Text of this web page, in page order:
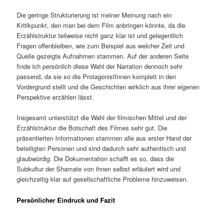
Die geringe Strukturierung ist meiner Meinung nach ein
Kritikpunkt, den man bei dem Film anbringen könnte, da die
Erzählstruktur teilweise nicht ganz klar ist und gelegentlich
Fragen offenbleiben, wie zum Beispiel aus welcher Zeit und
Quelle gezeigte Aufnahmen stammen. Auf der anderen Seite
finde ich persönlich diese Wahl der Narration dennoch sehr
passend, da sie so die ProtagonistInnen komplett in den
Vordergrund stellt und die Geschichten wirklich aus ihrer eigenen
Perspektive erzählen lässt.
Insgesamt unterstützt die Wahl der filmischen Mittel und der
Erzählstruktur die Botschaft des Filmes sehr gut. Die
präsentierten Informationen stammen alle aus erster Hand der
beteiligten Personen und sind dadurch sehr authentisch und
glaubwürdig. Die Dokumentation schafft es so, dass die
Subkultur der Shamate von ihnen selbst erläutert wird und
gleichzeitig klar auf gesellschaftliche Probleme hinzuweisen.
Persönlicher Eindruck und Fazit